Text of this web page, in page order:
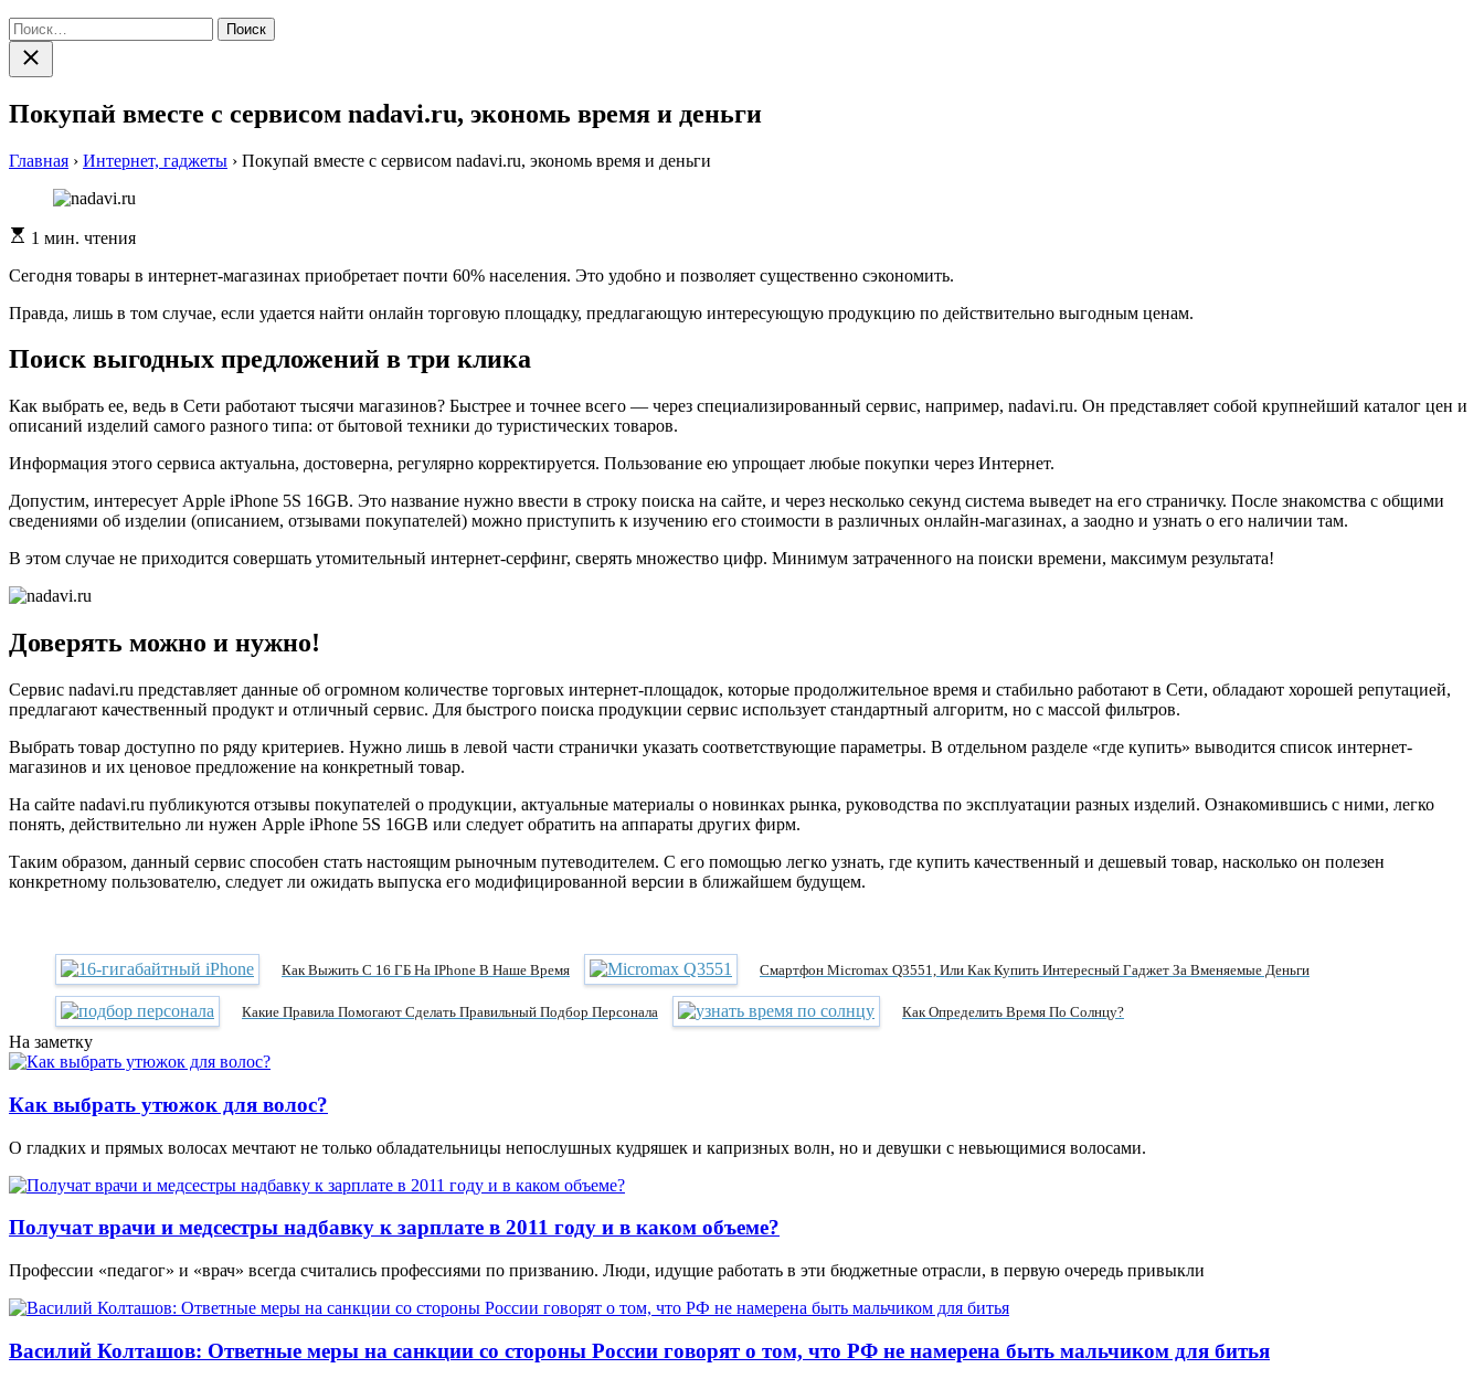
Найти:
Закрыть
поиск
Покупай вместе с сервисом nadavi.ru, экономь время и деньги
Главная › Интернет, гаджеты › Покупай вместе с сервисом nadavi.ru, экономь время и деньги
Расчетное
чтения
1 мин. чтения
Сегодня товары в интернет-магазинах приобретает почти 60% населения. Это удобно и позволяет существенно сэкономить.
Правда, лишь в том случае, если удается найти онлайн торговую площадку, предлагающую интересующую продукцию по действительно выгодным ценам.
Поиск выгодных предложений в три клика
Как выбрать ее, ведь в Сети работают тысячи магазинов? Быстрее и точнее всего — через специализированный сервис, например, nadavi.ru. Он представляет собой крупнейший каталог цен и
описаний изделий самого разного типа: от бытовой техники до туристических товаров.
Информация этого сервиса актуальна, достоверна, регулярно корректируется. Пользование ею упрощает любые покупки через Интернет.
Допустим, интересует Apple iPhone 5S 16GB. Это название нужно ввести в строку поиска на сайте, и через несколько секунд система выведет на его страничку. После знакомства с общими
сведениями об изделии (описанием, отзывами покупателей) можно приступить к изучению его стоимости в различных онлайн-магазинах, а заодно и узнать о его наличии там.
В этом случае не приходится совершать утомительный интернет-серфинг, сверять множество цифр. Минимум затраченного на поиски времени, максимум результата!
Доверять можно и нужно!
Сервис nadavi.ru представляет данные об огромном количестве торговых интернет-площадок, которые продолжительное время и стабильно работают в Сети, обладают хорошей репутацией,
предлагают качественный продукт и отличный сервис. Для быстрого поиска продукции сервис использует стандартный алгоритм, но с массой фильтров.
Выбрать товар доступно по ряду критериев. Нужно лишь в левой части странички указать соответствующие параметры. В отдельном разделе «где купить» выводится список интернет-
магазинов и их ценовое предложение на конкретный товар.
На сайте nadavi.ru публикуются отзывы покупателей о продукции, актуальные материалы о новинках рынка, руководства по эксплуатации разных изделий. Ознакомившись с ними, легко
понять, действительно ли нужен Apple iPhone 5S 16GB или следует обратить на аппараты других фирм.
Таким образом, данный сервис способен стать настоящим рыночным путеводителем. С его помощью легко узнать, где купить качественный и дешевый товар, насколько он полезен
конкретному пользователю, следует ли ожидать выпуска его модифицированной версии в ближайшем будущем.
Как Выжить С 16 ГБ На IPhone В Наше Время Смартфон Micromax Q3551, Или Как Купить Интересный Гаджет За Вменяемые Деньги
Какие Правила Помогают Сделать Правильный Подбор Персонала Как Определить Время По Солнцу?
На заметку
Как выбрать утюжок для волос?
О гладких и прямых волосах мечтают не только обладательницы непослушных кудряшек и капризных волн, но и девушки с невьющимися волосами.
Получат врачи и медсестры надбавку к зарплате в 2011 году и в каком объеме?
Профессии «педагог» и «врач» всегда считались профессиями по призванию. Люди, идущие работать в эти бюджетные отрасли, в первую очередь привыкли
Василий Колташов: Ответные меры на санкции со стороны России говорят о том, что РФ не намерена быть мальчиком для битья